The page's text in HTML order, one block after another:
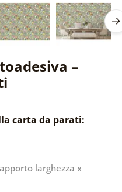
–
carta da parati:
larghezza x